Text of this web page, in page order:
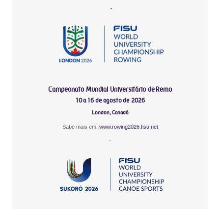
-
Campeonato Mundial Universitário de Remo
10 a 16 de agosto de 2026
London, Canadá
Sabe mais em: www.rowing2026.fisu.net
-